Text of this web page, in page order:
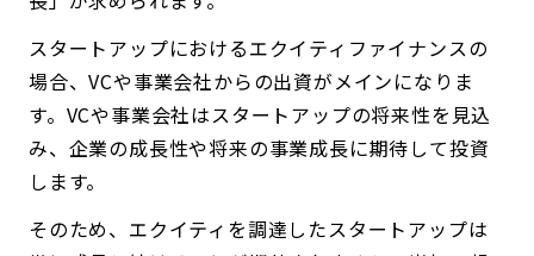
スタートアップにおけるエクイティファイナンスの
場合、VCや事業会社からの出資がメインになりま
す。VCや事業会社はスタートアップの将来性を見込
み、企業の成長性や将来の事業成長に期待して投資
します。
そのため、エクイティを調達したスタートアップは